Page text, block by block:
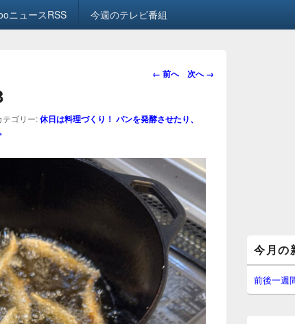
ニュースRSS 今週のテレビ番組
画
ビ
シ
ョ
ン
← 前へ 次へ →
テゴリー:休日は料理づくり！ パンを発酵させたり、
イ
ン
サ
イ
今月の
前後一週